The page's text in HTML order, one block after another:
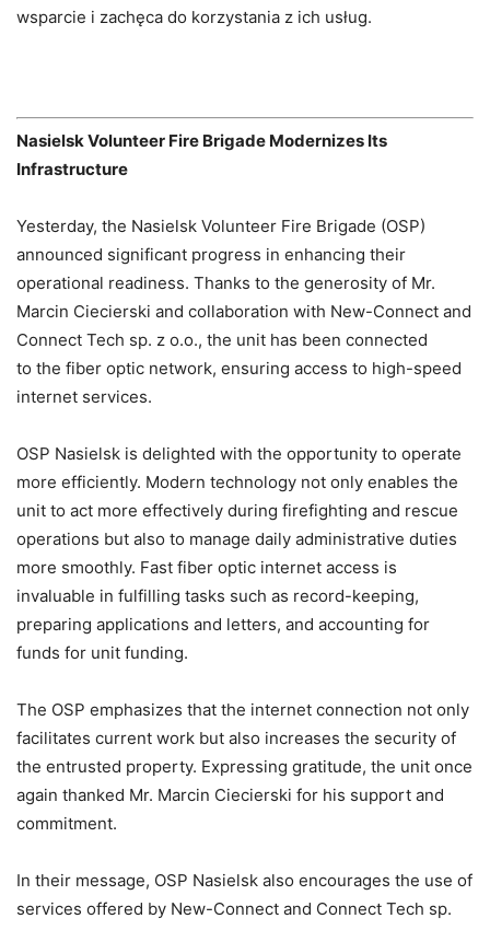
wsparcie i zachęca do korzystania z ich usług.
Nasielsk Volunteer Fire Brigade Modernizes Its
Infrastructure
Yesterday, the Nasielsk Volunteer Fire Brigade (OSP)
announced significant progress in enhancing their
operational readiness. Thanks to the generosity of Mr.
Marcin Ciecierski and collaboration with New-Connect and
Connect Tech sp. z o.o., the unit has been connected
to the fiber optic network, ensuring access to high-speed
internet services.
OSP Nasielsk is delighted with the opportunity to operate
more efficiently. Modern technology not only enables the
unit to act more effectively during firefighting and rescue
operations but also to manage daily administrative duties
more smoothly. Fast fiber optic internet access is
invaluable in fulfilling tasks such as record-keeping,
preparing applications and letters, and accounting for
funds for unit funding.
The OSP emphasizes that the internet connection not only
facilitates current work but also increases the security of
the entrusted property. Expressing gratitude, the unit once
again thanked Mr. Marcin Ciecierski for his support and
commitment.
In their message, OSP Nasielsk also encourages the use of
services offered by New-Connect and Connect Tech sp.